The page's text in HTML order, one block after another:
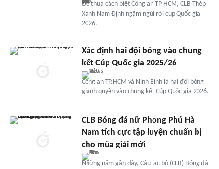
Để thua cách biệt Công an TP HCM, CLB Thép
Xanh Nam Định ngậm ngùi rời cúp Quốc gia
2026.
Xác định hai đội bóng vào chung
kết Cúp Quốc gia 2025/26
Công an TP.HCM và Ninh Bình là hai đội bóng
giành quyền vào chung kết Cúp Quốc gia 2026.
CLB Bóng đá nữ Phong Phú Hà
Nam tích cực tập luyện chuẩn bị
cho mùa giải mới
Những năm gần đây, Câu lạc bộ (CLB) Bóng đá